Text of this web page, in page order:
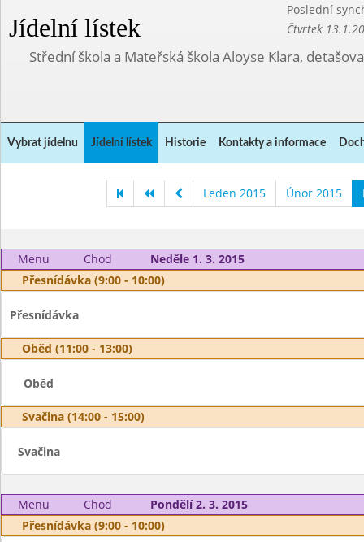
Jídelní lístek
Poslední
Čtvrtek
Střední škola a Mateřská škola Aloyse Klara,
Vybrat jídelnu Jídelní lístek Historie Kontakty a informace
Leden 2015 Únor 2015
Menu Chod
Neděle 1. 3. 2015
Přesnídávka (9:00 - 10:00)
Přesnídávka
Oběd (11:00 - 13:00)
Oběd
Svačina (14:00 - 15:00)
Svačina
Menu Chod
Pondělí 2. 3. 2015
Přesnídávka (9:00 - 10:00)